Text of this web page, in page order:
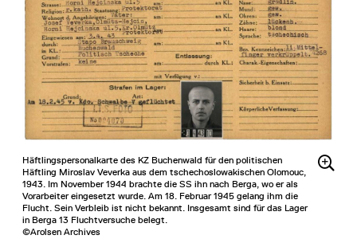
Häftlingspersonalkarte des KZ Buchenwald für den politischen
Häftling Miroslav Veverka aus dem tschechoslowakischen Olomouc,
1943. Im November 1944 brachte die SS ihn nach Berga, wo er als
Vorarbeiter eingesetzt wurde. Am 18. Februar 1945 gelang ihm die
Flucht. Sein Verbleib ist nicht bekannt. Insgesamt sind für das Lager
in Berga 13 Fluchtversuche belegt.
©Arolsen Archives